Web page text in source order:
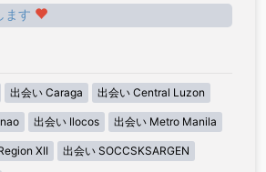
ます
出会い Caraga 出会い Central Luzon
出会い Ilocos 出会い Metro Manila
XII 出会い SOCCSKSARGEN